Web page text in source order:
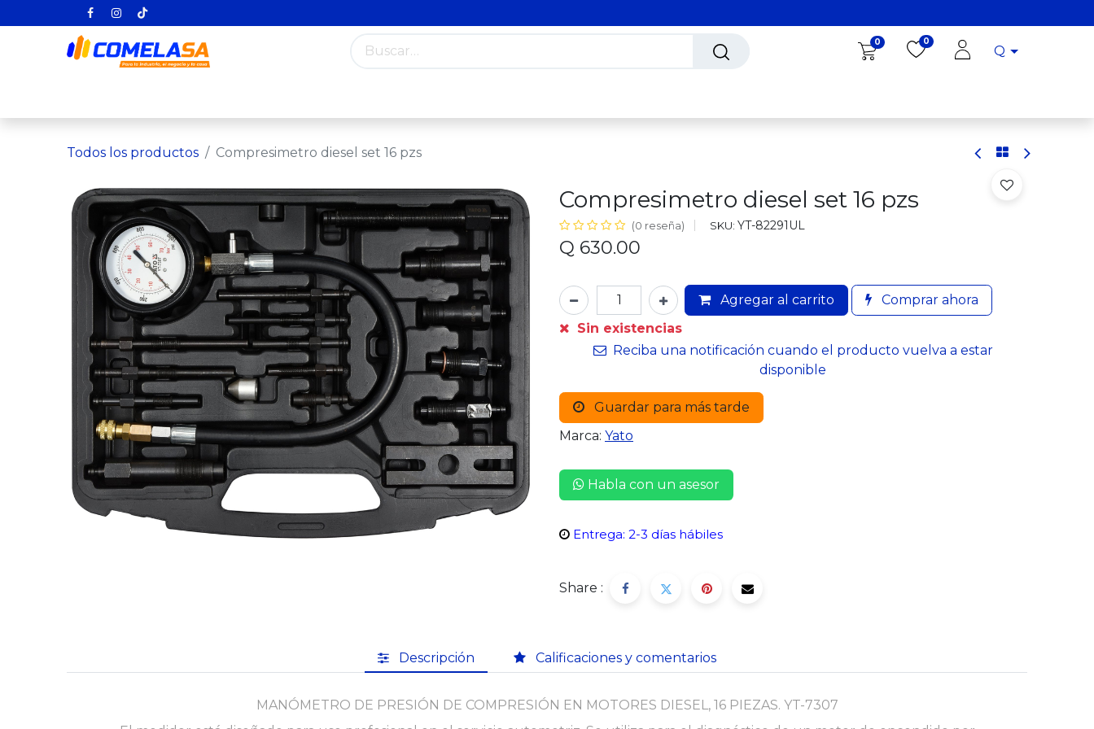
0 0
Q
Todos los productos Compresimetro diesel set 16 pzs
Compresimetro diesel set 16 pzs
(0 reseña) SKU: YT-82291UL
Q 630.00
Agregar al carrito
Comprar ahora
Sin existencias
Reciba una notificación cuando el producto vuelva a estar
disponible
Guardar para más tarde
Marca: Yato
Habla con un asesor
Entrega: 2-3 días hábiles
Share :
Descripción Calificaciones y comentarios
MANÓMETRO DE PRESIÓN DE COMPRESIÓN EN MOTORES DIESEL, 16 PIEZAS. YT-7307